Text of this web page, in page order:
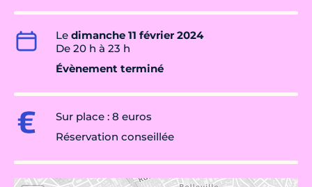
Le dimanche 11 février 2024
De 20 h à 23 h
Évènement terminé
Sur place : 8 euros
Réservation conseillée